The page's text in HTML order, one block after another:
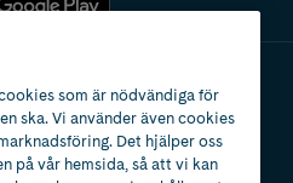
som är nödvändiga för
ska. Vi använder även cookies
Det hjälper oss
på vår hemsida, så att vi kan